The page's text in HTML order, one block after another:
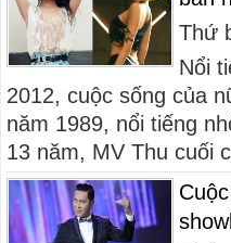
Thứ
Nổi
2012, cuộc sống của
năm 1989, nổi tiếng
13 năm, MV Thu cuối